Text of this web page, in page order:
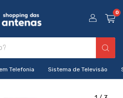
0
Telefonia Sistema de Televisão